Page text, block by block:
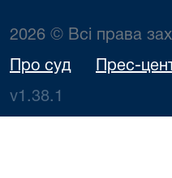
2026 © Всі права
Про суд Прес-
v1.38.1